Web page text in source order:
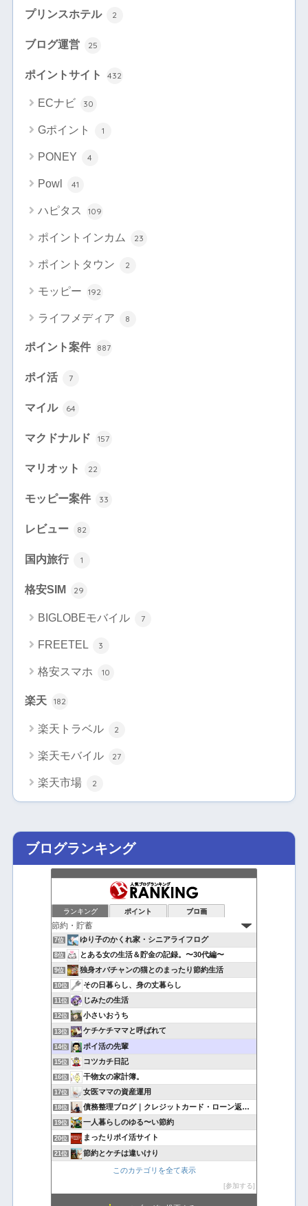
プリンスホテル 2
ブログ運営 25
ポイントサイト 432
ECナビ 30
Gポイント 1
PONEY 4
Powl 41
ハピタス 109
ポイントインカム 23
ポイントタウン 2
モッピー 192
ライフメディア 8
ポイント案件 887
ポイ活 7
マイル 64
マクドナルド 157
マリオット 22
モッピー案件 33
レビュー 82
国内旅行 1
格安SIM 29
BIGLOBEモバイル 7
FREETEL 3
格安スマホ 10
楽天 182
楽天トラベル 2
楽天モバイル 27
楽天市場 2
ブログランキング
ランキング ポイント ブロ画
7位 ゆり子のかくれ家・シニアライフログ
8位 とある女の生活＆貯金の記録。〜30代編〜
9位 独身オバチャンの猫とのまったり節約生活
10位 その日暮らし、身の丈暮らし
11位 じみたの生活
12位 小さいおうち
13位 ケチケチママと呼ばれて
14位 ポイ活の先輩
15位 コツカチ日記
16位 干物女の家計簿。
17位 女医ママの資産運用
18位 債務整理ブログ｜クレジットカード・ローン返済で悩んでいる方へ
19位 一人暮らしのゆる〜い節約
20位 まったりポイ活サイト
21位 節約とケチは違いけり
このカテゴリを全て表示
参加する